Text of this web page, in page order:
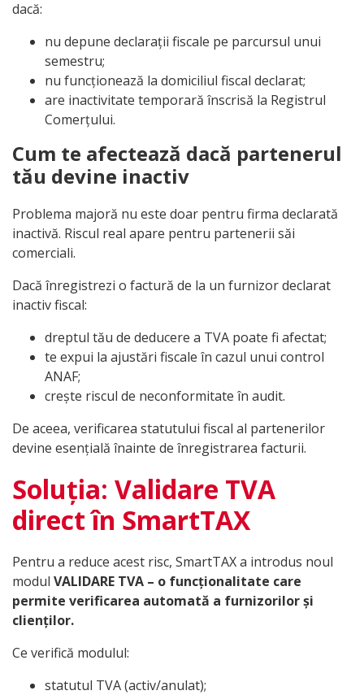
dacă:
nu depune declarații fiscale pe parcursul unui
semestru;
nu funcționează la domiciliul fiscal declarat;
are inactivitate temporară înscrisă la Registrul
Comerțului.
Cum te afectează dacă partenerul
tău devine inactiv
Problema majoră nu este doar pentru firma declarată
inactivă. Riscul real apare pentru partenerii săi
comerciali.
Dacă înregistrezi o factură de la un furnizor declarat
inactiv fiscal:
dreptul tău de deducere a TVA poate fi afectat;
te expui la ajustări fiscale în cazul unui control
ANAF;
crește riscul de neconformitate în audit.
De aceea, verificarea statutului fiscal al partenerilor
devine esențială înainte de înregistrarea facturii.
Soluția: Validare TVA
direct în SmartTAX
Pentru a reduce acest risc, SmartTAX a introdus noul
modul VALIDARE TVA – o funcționalitate care
permite verificarea automată a furnizorilor și
clienților.
Ce verifică modulul:
statutul TVA (activ/anulat);